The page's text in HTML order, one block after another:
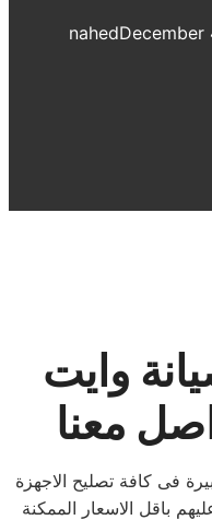
nahedDecember
وايت
معنا
فى كافة تصليح الاجهزة
باقل الاسعار الممكنة